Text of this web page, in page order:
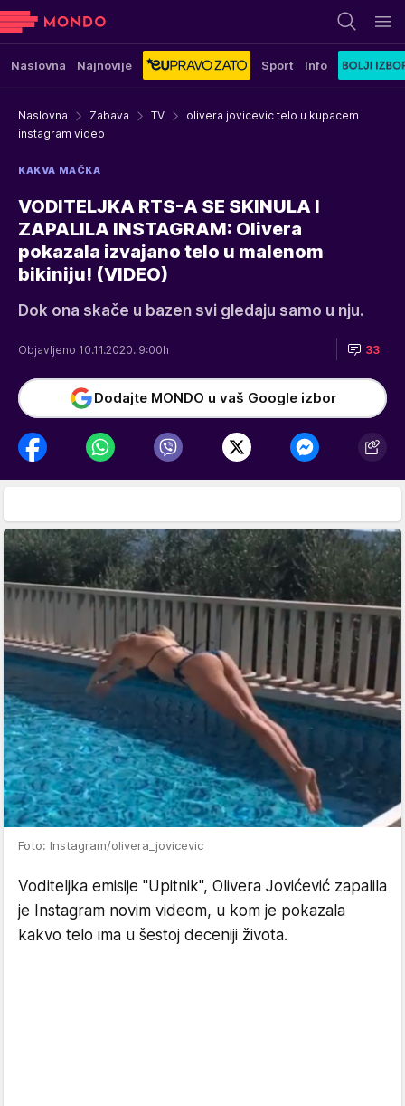
Naslovna Najnovije Sport Info
Naslovna Zabava TV
olivera jovicevic telo u kupacem
instagram video
KAKVA MAČKA
VODITELJKA RTS-A SE SKINULA I
ZAPALILA INSTAGRAM: Olivera
pokazala izvajano telo u malenom
bikiniju! (VIDEO)
Dok ona skače u bazen svi gledaju samo u nju.
Objavljeno 10.11.2020. 9:00h 33
Dodajte MONDO u vaš Google izbor
Foto: Instagram/olivera_jovicevic
Voditeljka emisije "Upitnik", Olivera Jovićević zapalila
je Instagram novim videom, u kom je pokazala
kakvo telo ima u šestoj deceniji života.